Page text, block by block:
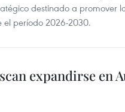
destinado a promover
el período 2026-2030.
expandirse en